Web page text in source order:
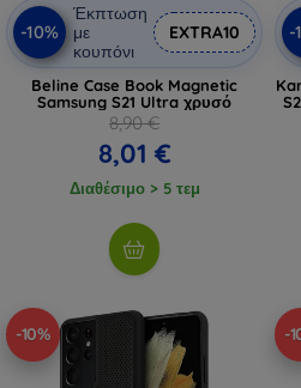
-10%
Έκπτωση
με
κουπόνι
EXTRA10
Beline Case Book Magnetic
Samsung S21 Ultra χρυσό
8,90 €
8,01 €
Διαθέσιμο > 5 τεμ
-
-10% -